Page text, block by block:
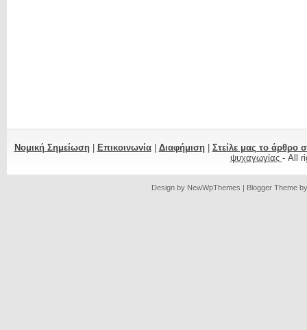
Νομική Σημείωση| Επικοινωνία| Διαφήμιση| Στείλε μας το άρθρο
ψυχαγωγίας - All
Design by NewWpThemes | Blogger Theme